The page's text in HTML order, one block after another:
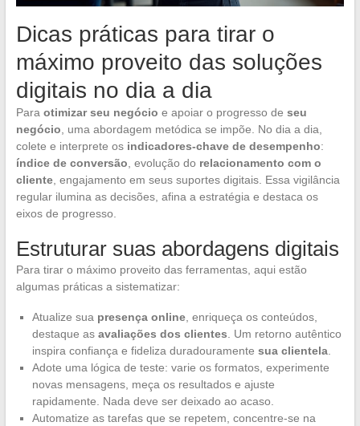
Dicas práticas para tirar o
máximo proveito das soluções
digitais no dia a dia
Para otimizar seu negócio e apoiar o progresso de seu
negócio , uma abordagem metódica se impõe. No dia a dia,
colete e interprete os indicadores-chave de desempenho:
índice de conversão , evolução do relacionamento com o
cliente, engajamento em seus suportes digitais. Essa vigilância
regular ilumina as decisões, afina a estratégia e destaca os
eixos de progresso.
Estruturar suas abordagens digitais
Para tirar o máximo proveito das ferramentas, aqui estão
algumas práticas a sistematizar:
Atualize sua presença online, enriqueça os conteúdos,
destaque as avaliações dos clientes . Um retorno autêntico
inspira confiança e fideliza duradouramente sua clientela.
Adote uma lógica de teste: varie os formatos, experimente
novas mensagens, meça os resultados e ajuste
rapidamente. Nada deve ser deixado ao acaso.
Automatize as tarefas que se repetem, concentre-se na